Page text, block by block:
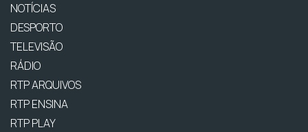
NOTÍCIAS
DESPORTO
TELEVISÃO
RÁDIO
RTP ARQUIVOS
RTP ENSINA
RTP PLAY